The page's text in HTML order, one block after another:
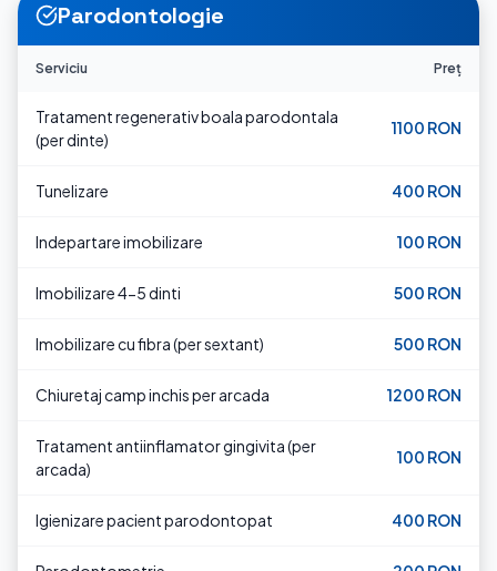
Parodontologie
Serviciu Preț
Tratament regenerativ boala parodontala
(per dinte)
1100 RON
Tunelizare 400 RON
Indepartare imobilizare 100 RON
Imobilizare 4-5 dinti 500 RON
Imobilizare cu fibra (per sextant) 500 RON
Chiuretaj camp inchis per arcada 1200 RON
Tratament antiinflamator gingivita (per
arcada)
100 RON
Igienizare pacient parodontopat 400 RON